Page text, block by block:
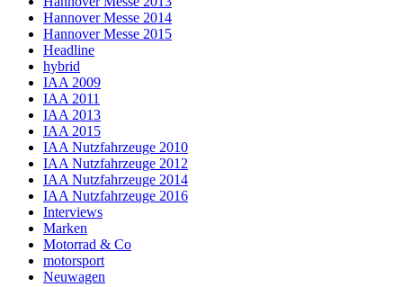
Hannover Messe 2014
Hannover Messe 2015
Headline
hybrid
IAA 2009
IAA 2011
IAA 2013
IAA 2015
IAA Nutzfahrzeuge 2010
IAA Nutzfahrzeuge 2012
IAA Nutzfahrzeuge 2014
IAA Nutzfahrzeuge 2016
Interviews
Marken
Motorrad & Co
motorsport
Neuwagen